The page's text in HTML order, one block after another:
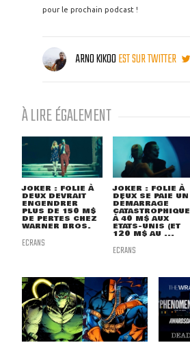
pour le prochain podcast !
ARNO KIKOOEST SUR TWITTER
À LIRE ÉGALEMENT
JOKER : FOLIE À
DEUX DEVRAIT
ENGENDRER
PLUS DE 150 M$
DE PERTES CHEZ
WARNER BROS.
ECRANS
JOKER : FOLIE À
DEUX SE PAIE UN
DÉMARRAGE
CATASTROPHIQUE
À 40 M$ AUX
ETATS-UNIS (ET
120 M$ AU ...
ECRANS